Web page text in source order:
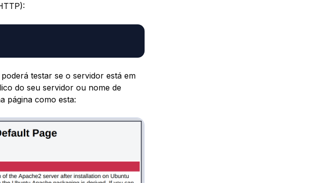
testar se o servidor está em
do seu servidor ou nome de
página como esta: